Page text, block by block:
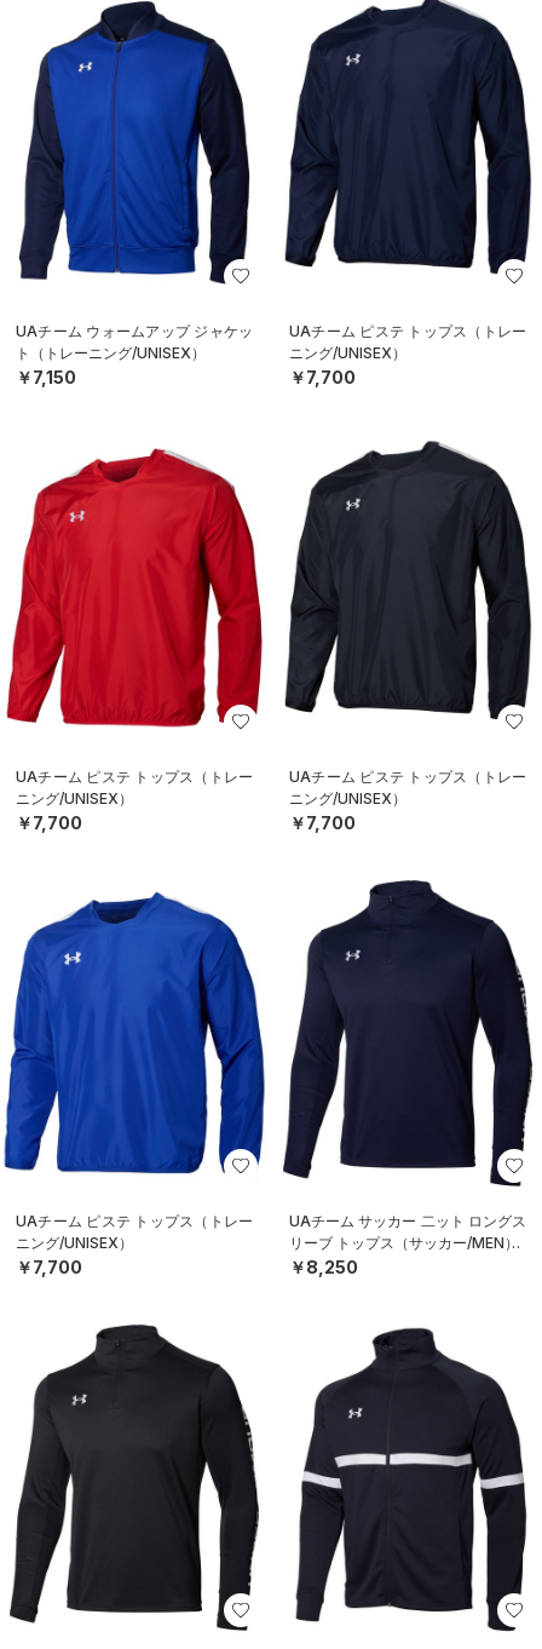
UAチーム ウォームアップ ジャケッ
ト（トレーニング/UNISEX）
￥7,150
UAチーム ピステ トップス（トレー
ニング/UNISEX）
￥7,700
UAチーム ピステ トップス（トレー
ニング/UNISEX）
￥7,700
UAチーム ピステ トップス（トレー
ニング/UNISEX）
￥7,700
UAチーム ピステ トップス（トレー
ニング/UNISEX）
￥7,700
UAチーム サッカー 二ット ロングス
リーブ トップス（サッカー/MEN）
￥8,250